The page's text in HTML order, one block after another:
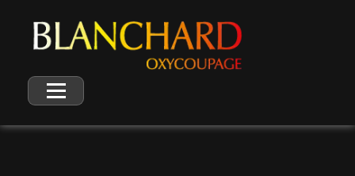
Blanchard Oxycoupage Négoce et découpe d'aciers spéciaux
Négoce et découpe d'aciers spéciaux : anti-abrasion, très haute limite élastique et protection balistique | Raex, Strenx, Ramor, Toolox.